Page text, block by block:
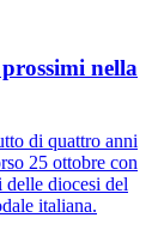
nella
di quattro anni
25 ottobre con
delle diocesi del
italiana.